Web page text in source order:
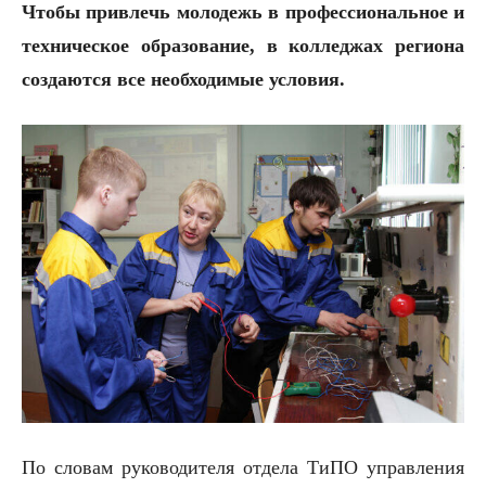
Чтобы привлечь молодежь в профессиональное и
техническое образование, в колледжах региона
создаются все необходимые условия.
По словам руководителя отдела ТиПО управления